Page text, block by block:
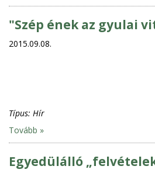
"Szép ének az gyulai
2015.09.08.
Típus: Hír
Tovább »
Egyedülálló